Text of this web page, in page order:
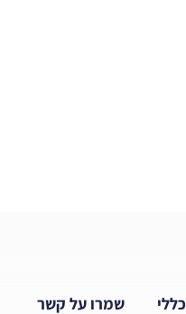
כללי שמרו על קשר